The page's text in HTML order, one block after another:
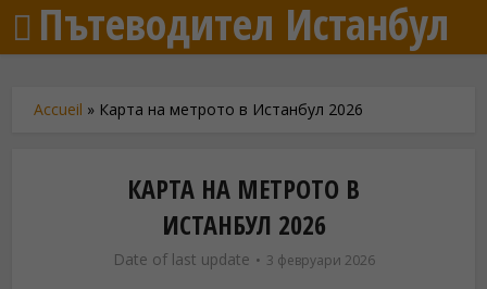
Пътеводител Истанбул
Accueil » Карта на метрото в Истанбул 2026
КАРТА НА МЕТРОТО В
ИСТАНБУЛ 2026
Date of last update 3 февруари 2026